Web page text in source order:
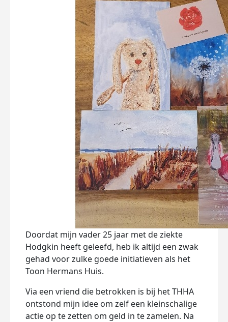
Doordat mijn vader 25 jaar met de ziekte
Hodgkin heeft geleefd, heb ik altijd een zwak
gehad voor zulke goede initiatieven als het
Toon Hermans Huis.
Via een vriend die betrokken is bij het THHA
ontstond mijn idee om zelf een kleinschalige
actie op te zetten om geld in te zamelen. Na